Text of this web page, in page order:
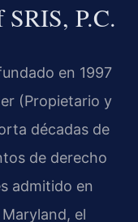
P.C.
en 1997
(Propietario y
décadas de
de derecho
admitido en
el